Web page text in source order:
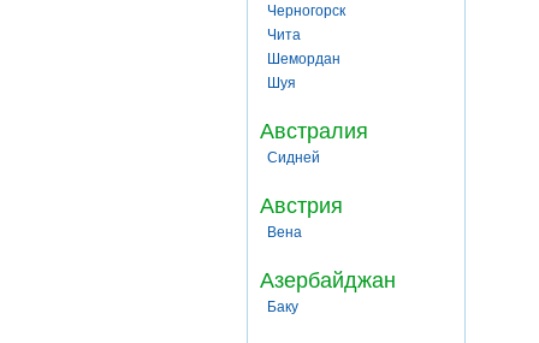
Черногорск
Чита
Шемордан
Шуя
Австралия
Сидней
Австрия
Вена
Азербайджан
Баку